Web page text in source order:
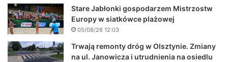
Stare Jabłonki gospodarzem Mistrzostw
Europy w siatkówce plażowej
05/08/26 12:03
Trwają remonty dróg w Olsztynie. Zmiany
na ul. Janowicza i utrudnienia na osiedlu